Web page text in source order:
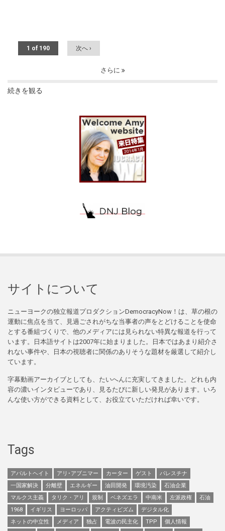
1 of 190 次へ ›
さらに
続きを観る
サイトについて
ニューヨークの独立報道プロダクションDemocracyNow！は、草の根の
運動に焦点を当て、見過ごされがちな当事者の声をとどけることを使命
とする番組づくりで、他のメディアには見られない特異な報道を行って
います。日本語サイトは2007年に始まりました。日本ではあまり紹介さ
れない事件や、日本の視聴者に関係のありそうな題材を厳選して紹介し
ています。
字幕動画アーカイブとしても、たいへんに充実してきました。どれも内
容の濃いインタビューであり、見るたびに新しい発見があります。いろ
んな使い方ができる資料として、お役立ていただければ幸いです。
Tags
アパルトヘイト アリ･アブニマー カーター ゲスト
パレスチナ
一国家解決
分離壁 エネルギー 油田開発 環境汚染
石油企業
マルクス主義
タリク・アリ 規制 ベネズエラ 中南米 左派政権
石油
1968
イギリス ヨーロッパ アクティビズム
デジタル化
ネットの中立性
メディア 独占 電波の民主化 TPP
個人情報